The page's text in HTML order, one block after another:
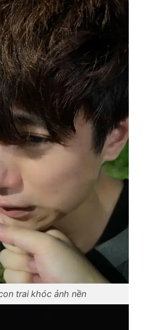
trai khóc ảnh nền